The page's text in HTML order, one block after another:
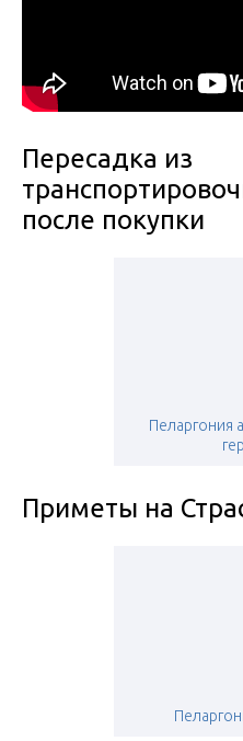
Пересадка из
после покупки
Пеларгония
Приметы на